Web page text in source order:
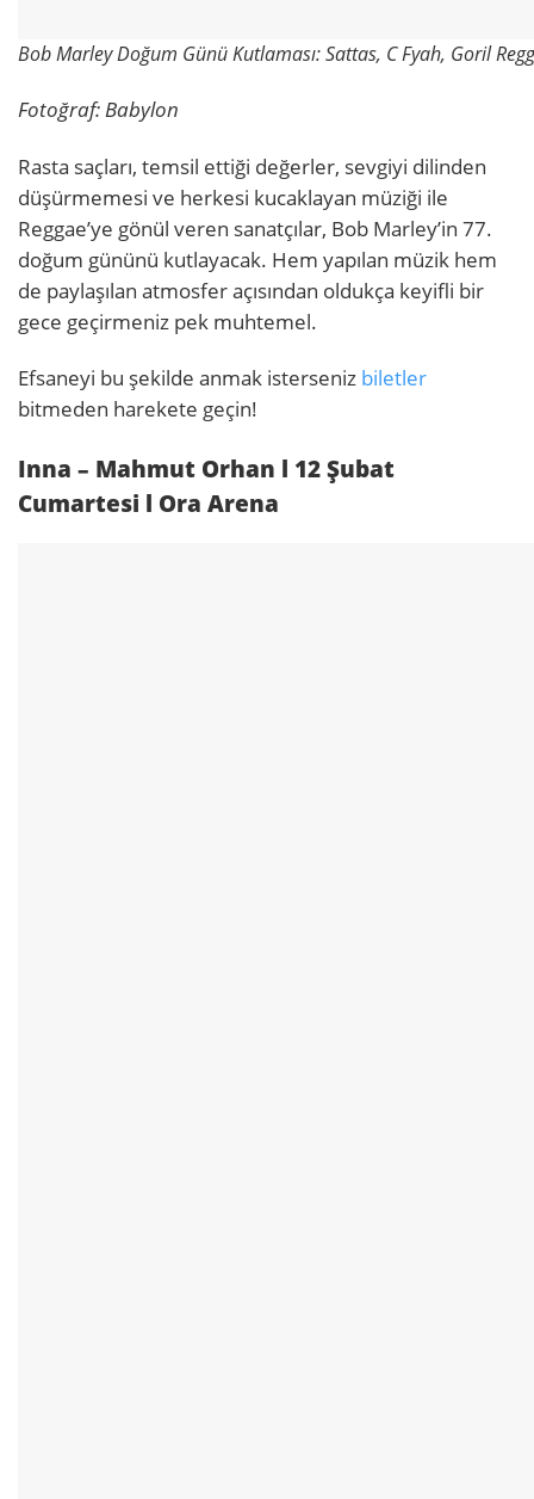
Bob Marley Doğum Günü Kutlaması: Sattas, C Fyah, Goril
Fotoğraf: Babylon
Rasta saçları, temsil ettiği değerler, sevgiyi dilinden
düşürmemesi ve herkesi kucaklayan müziği ile
Reggae’ye gönül veren sanatçılar, Bob Marley’in 77.
doğum gününü kutlayacak. Hem yapılan müzik hem
de paylaşılan atmosfer açısından oldukça keyifli bir
gece geçirmeniz pek muhtemel.
Efsaneyi bu şekilde anmak isterseniz biletler
bitmeden harekete geçin!
Inna – Mahmut Orhan l 12 Şubat
Cumartesi l Ora Arena